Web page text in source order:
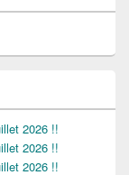
2026 !!
2026 !!
2026 !!